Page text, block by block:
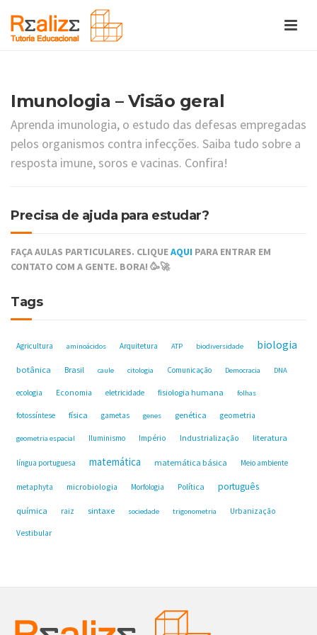
Imunologia – Visão geral
Aprenda imunologia, o estudo das defesas empregadas
pelos organismos contra infecções. Saiba tudo sobre a
resposta imune, soros e vacinas. Confira!
Precisa de ajuda para estudar?
FAÇA AULAS PARTICULARES. CLIQUEAQUI PARA ENTRAR EM
CONTATO COM A GENTE. BORA! 🥳🚀
Tags
Agricultura aminoácidos Arquitetura ATP biodiversidade biologia
botânica Brasil caule citologia Comunicação Democracia DNA
ecologia Economia eletricidade fisiologia humana folhas
fotossíntese física gametas genes genética geometria
geometria espacial Iluminismo Império Industrialização literatura
língua portuguesa matemática matemática básica Meio ambiente
metaphyta microbiologia Morfologia Política português
química raiz sintaxe sociedade trigonometria Urbanização
Vestibular